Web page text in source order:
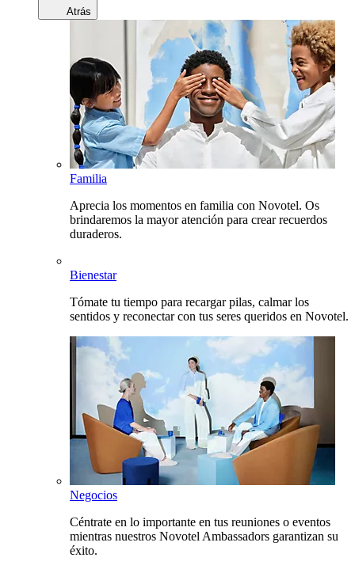
Atrás
Familia
Aprecia los momentos en familia con Novotel. Os
brindaremos la mayor atención para crear recuerdos
duraderos.
Bienestar
Tómate tu tiempo para recargar pilas, calmar los
sentidos y reconectar con tus seres queridos en Novotel.
Negocios
Céntrate en lo importante en tus reuniones o eventos
mientras nuestros Novotel Ambassadors garantizan su
éxito.